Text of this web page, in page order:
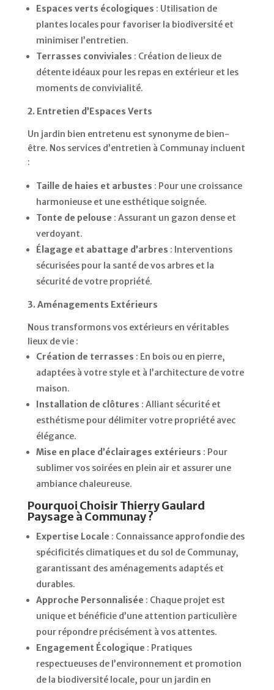
Espaces verts écologiques : Utilisation de
plantes locales pour favoriser la biodiversité et
minimiser l’entretien.
Terrasses conviviales : Création de lieux de
détente idéaux pour les repas en extérieur et les
moments de convivialité.
2. Entretien d’Espaces Verts
Un jardin bien entretenu est synonyme de bien-
être. Nos services d’entretien à Communay incluent
:
Taille de haies et arbustes : Pour une croissance
harmonieuse et une esthétique soignée.
Tonte de pelouse : Assurant un gazon dense et
verdoyant.
Élagage et abattage d’arbres : Interventions
sécurisées pour la santé de vos arbres et la
sécurité de votre propriété.
3. Aménagements Extérieurs
Nous transformons vos extérieurs en véritables
lieux de vie :
Création de terrasses : En bois ou en pierre,
adaptées à votre style et à l’architecture de votre
maison.
Installation de clôtures : Alliant sécurité et
esthétisme pour délimiter votre propriété avec
élégance.
Mise en place d’éclairages extérieurs : Pour
sublimer vos soirées en plein air et assurer une
ambiance chaleureuse.
Pourquoi Choisir Thierry Gaulard
Paysage à Communay ?
Expertise Locale : Connaissance approfondie des
spécificités climatiques et du sol de Communay,
garantissant des aménagements adaptés et
durables.
Approche Personnalisée : Chaque projet est
unique et bénéficie d’une attention particulière
pour répondre précisément à vos attentes.
Engagement Écologique : Pratiques
respectueuses de l’environnement et promotion
de la biodiversité locale, pour un jardin en